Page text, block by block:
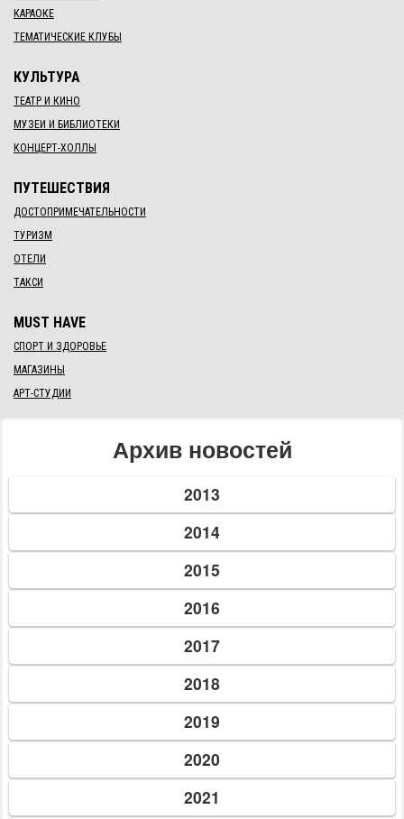
КАРАОКЕ
ТЕМАТИЧЕСКИЕ КЛУБЫ
КУЛЬТУРА
ТЕАТР И КИНО
МУЗЕИ И БИБЛИОТЕКИ
КОНЦЕРТ-ХОЛЛЫ
ПУТЕШЕСТВИЯ
ДОСТОПРИМЕЧАТЕЛЬНОСТИ
ТУРИЗМ
ОТЕЛИ
ТАКСИ
MUST HAVE
СПОРТ И ЗДОРОВЬЕ
МАГАЗИНЫ
АРТ-СТУДИИ
Архив новостей
2013
2014
2015
2016
2017
2018
2019
2020
2021